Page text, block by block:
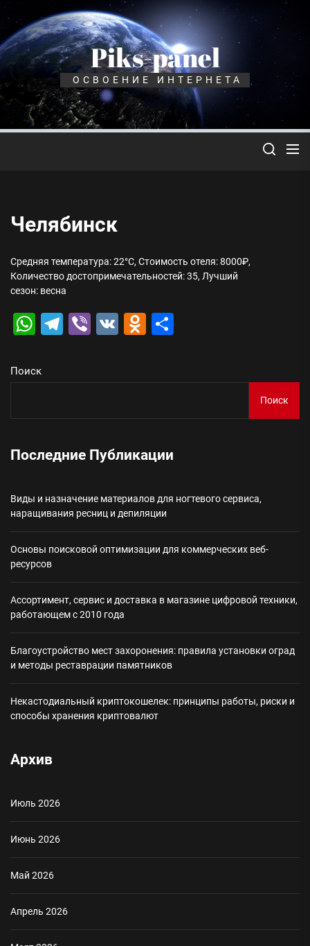
Перейти
содержимому
Piks-panel
ОСВОЕНИЕ ИНТЕРНЕТА
Челябинск
Средняя температура: 22°C, Стоимость отеля: 8000₽,
Количество достопримечательностей: 35, Лучший
сезон: весна
WhatsApp
Telegram
Viber
VK Odnoklassniki
Поиск
Поиск
Последние Публикации
Виды и назначение материалов для ногтевого сервиса,
наращивания ресниц и депиляции
Основы поисковой оптимизации для коммерческих веб-
ресурсов
Ассортимент, сервис и доставка в магазине цифровой техники,
работающем с 2010 года
Благоустройство мест захоронения: правила установки оград
и методы реставрации памятников
Некастодиальный криптокошелек: принципы работы, риски и
способы хранения криптовалют
Архив
Июль 2026
Июнь 2026
Май 2026
Апрель 2026